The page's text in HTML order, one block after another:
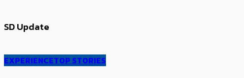
SD Update
EXPERIENCETOP STORIES